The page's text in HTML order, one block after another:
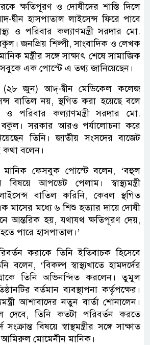
ক্ষতিপূরণ ও দোষীদের শাস্তি দিলে
হাসপাতাল লাইসেন্স ফিরে পাবে
ও পরিবার কল্যাণমন্ত্রী সরদার মো.
জনপ্রিয় শিল্পী, সাংবাদিক ও লেখক
মন্ত্রীর সঙ্গে সাক্ষাৎ শেষে সামাজিক
এক পোস্টে এ তথ্য জানিয়েছেন।
জুন) আদ্-দ্বীন মেডিকেল কলেজ
বাতিল নয়, স্থগিত করা হয়েছে বলে
ও পরিবার কল্যাণমন্ত্রী সরদার মো.
বকুল। সরকার আরও পর্যালোচনা করে
তিনি। জাতীয় সংসদের বাজেট
কথা বলেন।
ফেসবুক পোস্টে বলেন, ‘বহুল
আপডেট পেলাম। স্বাস্থ্যমন্ত্রী
বাতিল করিনি, কেবল স্থগিত
মাসের মধ্যে ৬ শিশু হত্যার দায়ে দোষী
আন্তরিক হয়, যথাযথ ক্ষতিপূরণ দেয়,
পারে হাসপাতাল।’
করাকে তিনি ইতিবাচক হিসেবে
বলেন, ‘বিকল্প স্বাস্থ্যখাতে হামদর্দের
তিনি অভিনন্দিত করলেন। তুমুল
বর্তমান ব্যবস্থাপনা কর্তৃপক্ষের।
আশাবাদের নতুন বার্তা শোনালেন।
দেবে, তিনি কতটা পরিবর্তন করতে
বিষয়ে স্বাস্থমন্ত্রীর সঙ্গে সাক্ষাত
মোমেনীন মানিক।